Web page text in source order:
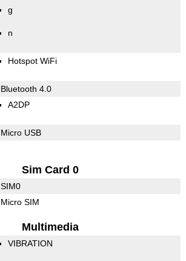
g
n
Hotspot WiFi
Bluetooth 4.0
A2DP
Micro USB
Sim Card 0
SIM0
Micro SIM
Multimedia
VIBRATION